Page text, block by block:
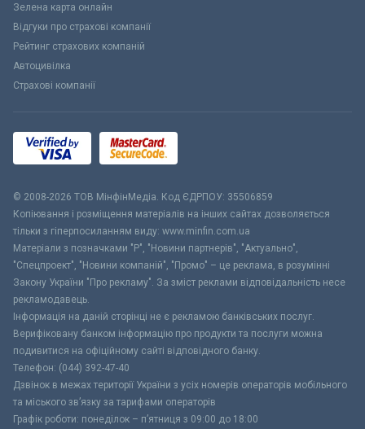
Зелена карта онлайн
Відгуки про страхові компанії
Рейтинг страхових компаній
Автоцивілка
Страхові компанії
© 2008-2026 ТОВ МiнфiнМедiа. Код ЄДРПОУ: 35506859
Копіювання і розміщення матеріалів на інших сайтах дозволяється
тільки з гіперпосиланням виду: www.minfin.com.ua
Матеріали з позначками "Р", "Новини партнерів", "Актуально",
"Спецпроект", "Новини компаній", "Промо" – це реклама, в розумінні
Закону України "Про рекламу". За зміст реклами відповідальність несе
рекламодавець.
Інформація на даній сторінці не є рекламою банківських послуг.
Верифіковану банком інформацію про продукти та послуги можна
подивитися на офіційному сайті відповідного банку.
Телефон: (044) 392-47-40
Дзвінок в межах території України з усіх номерів операторів мобільного
та міського зв’язку за тарифами операторів
Графік роботи: понеділок – п’ятниця з 09:00 до 18:00